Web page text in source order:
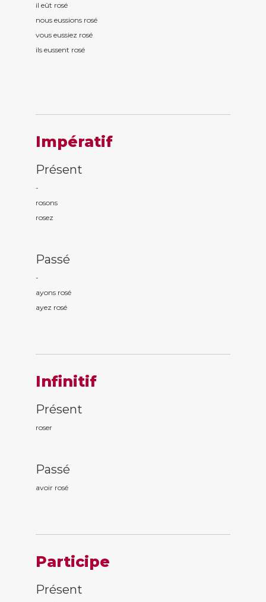
il eût rosé
nous eussions rosé
vous eussiez rosé
ils eussent rosé
Impératif
Présent
-
rosons
rosez
Passé
-
ayons rosé
ayez rosé
Infinitif
Présent
roser
Passé
avoir rosé
Participe
Présent